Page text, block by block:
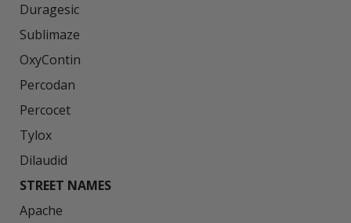
Duragesic
Sublimaze
OxyContin
Percodan
Percocet
Tylox
STREET NAMES
Apache